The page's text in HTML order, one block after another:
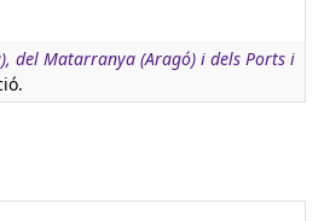
del Matarranya (Aragó) i dels Ports i